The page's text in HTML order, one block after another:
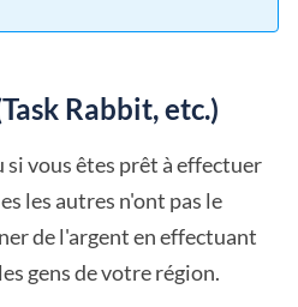
Rabbit, etc.)
vous êtes prêt à effectuer
les autres n'ont pas le
de l'argent en effectuant
gens de votre région.